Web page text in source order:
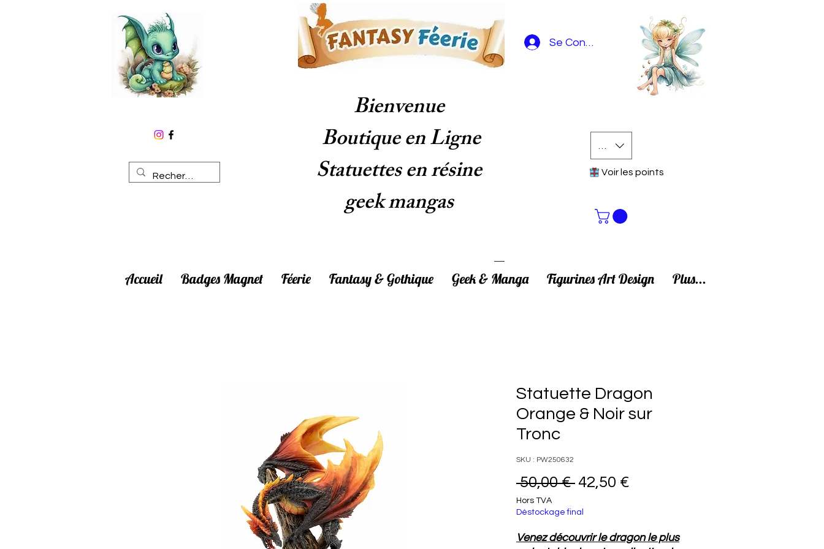
Se Connecter
EUR (€)
Voir les points
Bienvenue
Boutique en Ligne
Statuettes en résine
geek mangas
Accueil Badges Magnet Féerie Fantasy & Gothique Geek & Manga Figurines Art Design Plus...
Statuette Dragon
Orange & Noir sur
Tronc
SKU : PW250632
50,00 € Prix original
42,50 €
Hors TVA
Déstockage final
Venez découvrir le dragon le plus